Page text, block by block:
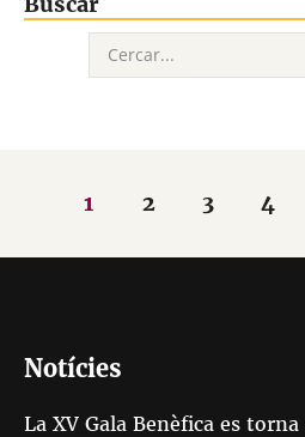
1 2 3 4
Notícies
La XV Gala Benèfica es